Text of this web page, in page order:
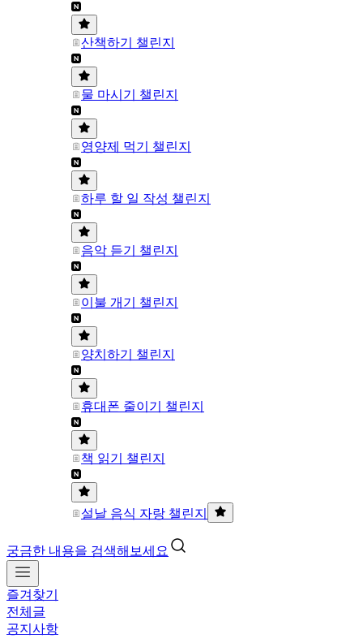
산책하기 챌린지
물 마시기 챌린지
영양제 먹기 챌린지
하루 할 일 작성 챌린지
음악 듣기 챌린지
이불 개기 챌린지
양치하기 챌린지
휴대폰 줄이기 챌린지
책 읽기 챌린지
설날 음식 자랑 챌린지
궁금한 내용을 검색해보세요
즐겨찾기
전체글
공지사항